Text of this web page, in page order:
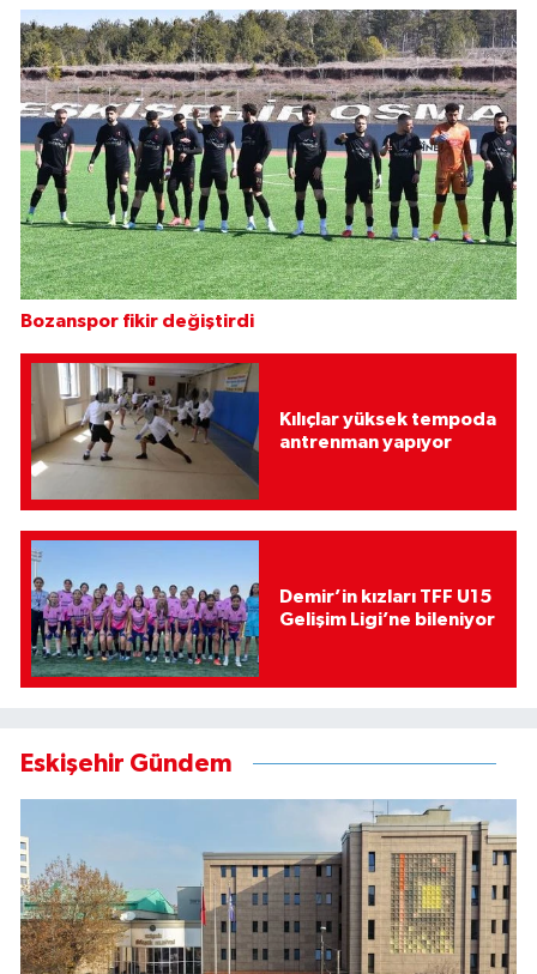
Bozanspor fikir değiştirdi
Kılıçlar yüksek tempoda
antrenman yapıyor
Demir’in kızları TFF U15
Gelişim Ligi’ne bileniyor
Eskişehir Gündem